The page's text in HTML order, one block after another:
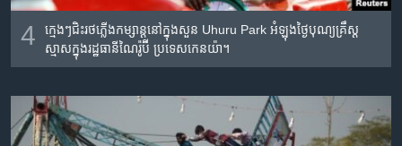
4
ក្មេង​ៗ​ជិះ​រថភ្លើង​កម្សាន្តនៅ​ក្នុង​សួន Uhuru Park អំឡុង​ថ្ងៃបុណ្យ​គ្រឹស្ត
ស្មាស​ក្នុង​រដ្ឋធានីណៃរ៉ូប៊ី ប្រទេស​កេនយ៉ា។